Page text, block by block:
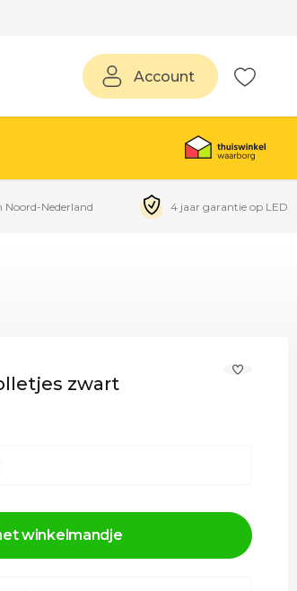
Account
Noord-Nederland 4 jaar garantie op LED
zwart
winkelmandje